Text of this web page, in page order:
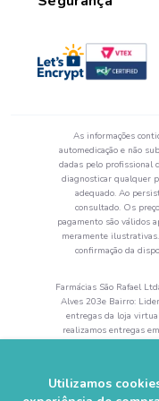
Utilizamos
As informações
automedicação e não
dadas pelo profissional
diagnosticar qualquer
adequado. Ao
consultado. Os
pagamento são válidos
meramente
confirmação da
Farmácias São Rafael
Alves 203e Bairro:
entregas da loja
realizamos entregas